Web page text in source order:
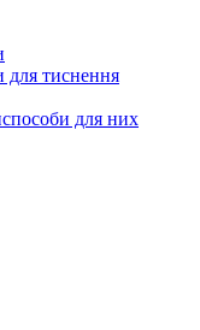
для тиснення
для них